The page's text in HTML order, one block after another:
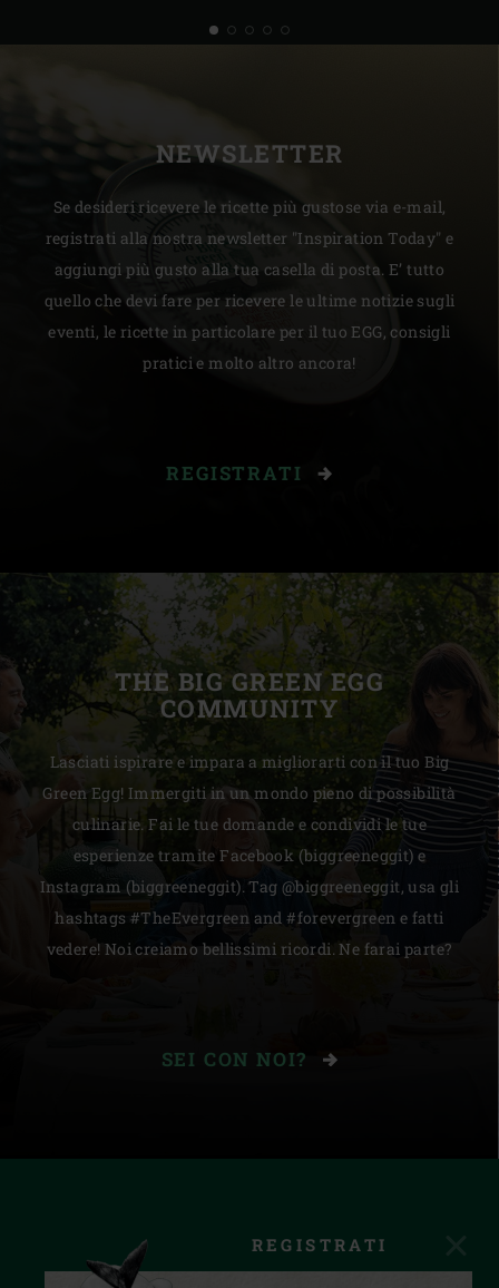
NEWSLETTER
Se desideri ricevere le ricette più gustose via e-mail,
registrati alla nostra newsletter "Inspiration Today" e
aggiungi più gusto alla tua casella di posta. E’ tutto
quello che devi fare per ricevere le ultime notizie sugli
eventi, le ricette in particolare per il tuo EGG, consigli
pratici e molto altro ancora!
REGISTRATI
THE BIG GREEN EGG
COMMUNITY
Lasciati ispirare e impara a migliorarti con il tuo Big
Green Egg! Immergiti in un mondo pieno di possibilità
culinarie. Fai le tue domande e condividi le tue
esperienze tramite Facebook (biggreeneggit) e
Instagram (biggreeneggit). Tag @biggreeneggit, usa gli
hashtags #TheEvergreen and #forevergreen e fatti
vedere! Noi creiamo bellissimi ricordi. Ne farai parte?
SEI CON NOI?
REGISTRATI